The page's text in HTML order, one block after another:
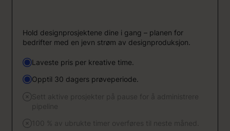
Hold designprosjektene dine i gang – planen for
bedrifter med en jevn strøm av designproduksjon.
Laveste pris per kreative time.
Opptil 30 dagers prøveperiode.
Sett aktive prosjekter på pause for å administrere
pipeline
100 % av ubrukte timer overføres til neste måned.